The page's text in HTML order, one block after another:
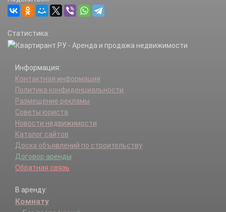
Болкашино д.
Большаково д.
Бородино д.
Брехово д.
Бухарово д.
Васюково д.
Вельево д.
Веревское д.
Вертлино д.
Верхнеклязьминского лесничества п.
Владычино д.
Воробьево д.
Гигирево д.
Глазово д.
Головково д.
Голубое д.
Статистика:
Информация:
Контактная информация
Политика конфиденциальности
Размещение рекламы
Советы юриста
Новости недвижимости
Каталог сайтов
Доска объявлений по строительству
Договор аренды
Обратная связь
В аренду:
Комнату